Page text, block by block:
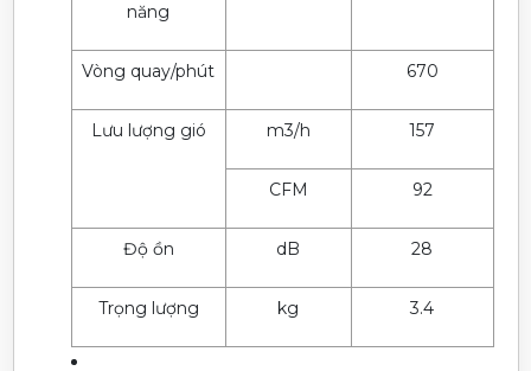
năng
Vòng quay/phút 670
Lưu lượng gió m3/h 157
CFM 92
Độ ồn dB 28
Trọng lượng kg 3.4